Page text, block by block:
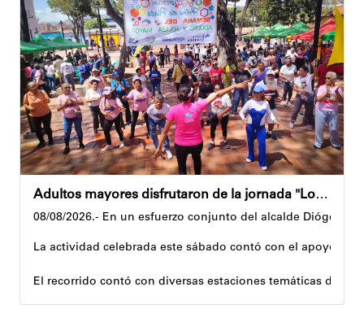
Además, estas acciones se ejecutan en articulación con
Andyvell Román
Adultos mayores disfrutaron de la jornada "Los abuelos ríen, Venezuela ríe"
08/08/2026.- En un esfuerzo conjunto del alcalde
La actividad celebrada este sábado contó con el apoyo
El recorrido contó con diversas estaciones temáticas